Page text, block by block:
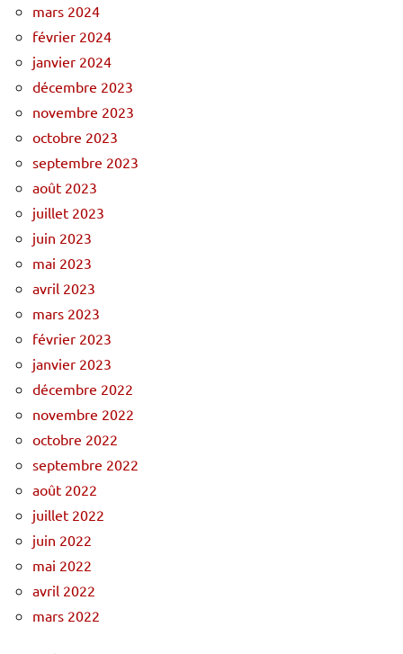
mars 2024
février 2024
janvier 2024
décembre 2023
novembre 2023
octobre 2023
septembre 2023
août 2023
juillet 2023
juin 2023
mai 2023
avril 2023
mars 2023
février 2023
janvier 2023
décembre 2022
novembre 2022
octobre 2022
septembre 2022
août 2022
juillet 2022
juin 2022
mai 2022
avril 2022
mars 2022